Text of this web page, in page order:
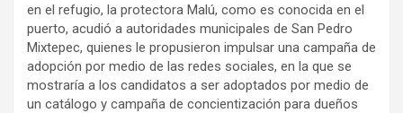
en el refugio, la protectora Malú, como es conocida en el
puerto, acudió a autoridades municipales de San Pedro
Mixtepec, quienes le propusieron impulsar una campaña de
adopción por medio de las redes sociales, en la que se
mostraría a los candidatos a ser adoptados por medio de
un catálogo y campaña de concientización para dueños